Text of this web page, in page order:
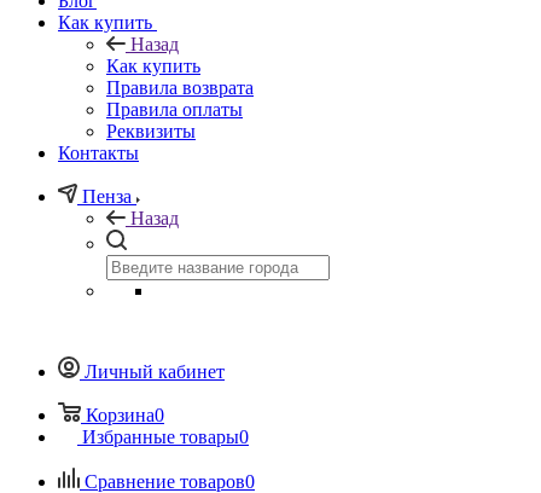
Как купить
Назад
Как купить
Правила возврата
Правила оплаты
Реквизиты
Контакты
Пенза
Назад
Личный кабинет
Корзина0
Избранные товары0
Сравнение товаров0